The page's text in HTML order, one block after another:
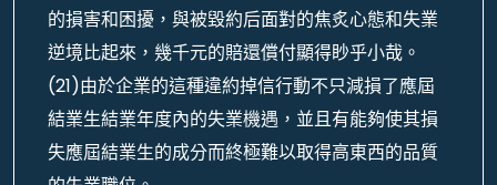
的損害和困擾，與被毀約后面對的焦炙心態和失業
逆境比起來，幾千元的賠還償付顯得眇乎小哉。
(21)由於企業的這種違約掉信行動不只減損了應屆
結業生結業年度內的失業機遇，並且有能夠使其損
失應屆結業生的成分而終極難以取得高東西的品質